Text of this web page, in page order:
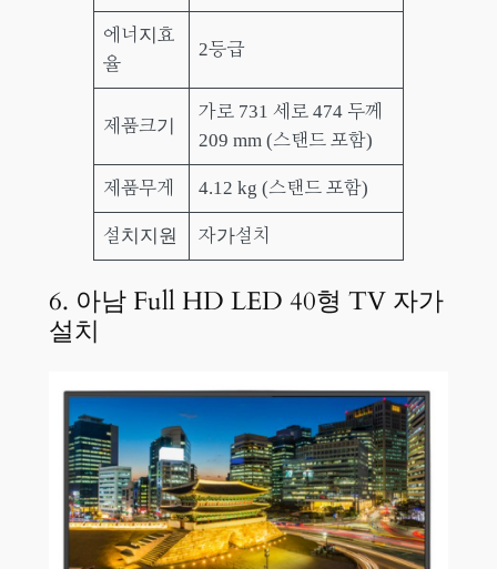
에너지효
율
2등급
제품크기
가로 731 세로 474 두께
209 mm (스탠드 포함)
제품무게 4.12 kg (스탠드 포함)
설치지원 자가설치
6. 아남 Full HD LED 40형 TV 자가
설치